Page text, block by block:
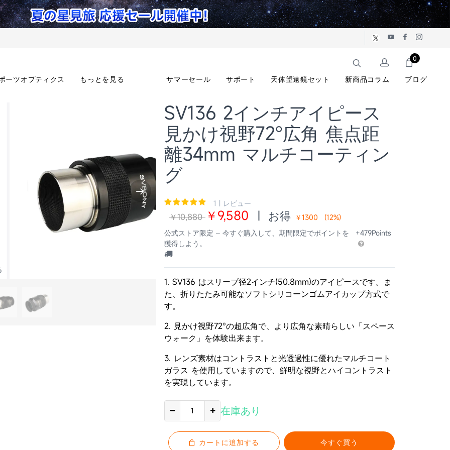
ーツオプティクス もっとを見る サマーセール サポート 天体望遠鏡セット 新商品コラム ブログ
0
SV136 2インチアイピース
見かけ視野72°広角 焦点距
離34mm マルチコーティン
グ
1 | レビュー
￥10,880 ￥9,580 | お得 ￥1300 (12%)
公式ストア限定 – 今すぐ購入して、期間限定でポイントを
獲得しよう。
+479Points
1. SV136 はスリーブ径2インチ(50.8mm)のアイピースです。ま
た、折りたたみ可能なソフトシリコーンゴムアイカップ方式で
す。
2. 見かけ視野72°の超広角で、より広角な素晴らしい「スペース
ウォーク」を体験出来ます。
3. レンズ素材はコントラストと光透過性に優れたマルチコート
ガラス を使用していますので、鮮明な視野とハイコントラスト
を実現しています。
在庫あり
カートに追加する 今すぐ買う